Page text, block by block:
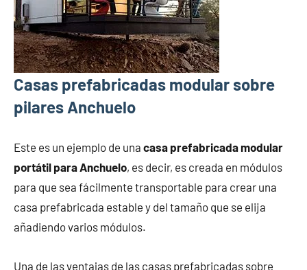
Casas prefabricadas modular sobre
pilares Anchuelo
Este es un ejemplo de una casa prefabricada modular
portátil para Anchuelo, es decir, es creada en módulos
para que sea fácilmente transportable para crear una
casa prefabricada estable y del tamaño que se elija
añadiendo varios módulos.
Una de las ventajas de las casas prefabricadas sobre